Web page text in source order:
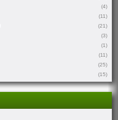
(4)
(11)
(21)
(3)
(1)
(11)
(25)
(15)